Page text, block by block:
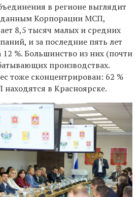
в регионе выглядит
Корпорации МСП,
8,5 тысяч малых и средних
и за последние пять лет
%. Большинство из них (почти
производствах.
тоже сконцентрирован: 62 %
в Красноярске.